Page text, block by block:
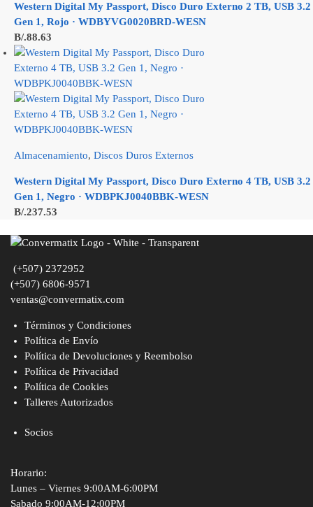
Western Digital My Passport, Disco Duro Externo 2 TB, USB 3.2
Gen 1, Rojo · WDBYVG0020BRD-WESN
B/.88.63
Almacenamiento, Discos Duros Externos
Western Digital My Passport, Disco Duro Externo 4 TB, USB 3.2
Gen 1, Negro · WDBPKJ0040BBK-WESN
B/.237.53
(+507) 2372952
(+507) 6806-9571
ventas@convermatix.com
Términos y Condiciones
Política de Envío
Política de Devoluciones y Reembolso
Política de Privacidad
Política de Cookies
Talleres Autorizados
Socios
Horario:
Lunes – Viernes 9:00AM-6:00PM
Sabado 9:00AM-12:00PM